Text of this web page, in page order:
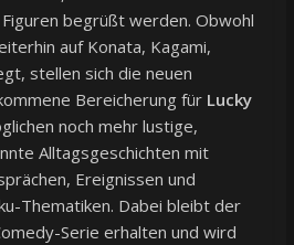
begrüßt werden. Obwohl
auf Konata, Kagami,
stellen sich die neuen
Bereicherung für Lucky
noch mehr lustige,
Alltagsgeschichten mit
Ereignissen und
Thematiken. Dabei bleibt der
Serie erhalten und wird